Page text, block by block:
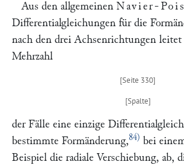
Aus den allgemeinen Navier-
Differentialgleichungen für die
nach den drei Achsenrichtungen
Mehrzahl
der Fälle eine einzige
bestimmte Formänderung,84) bei
Beispiel die radiale Verschiebung, ab,